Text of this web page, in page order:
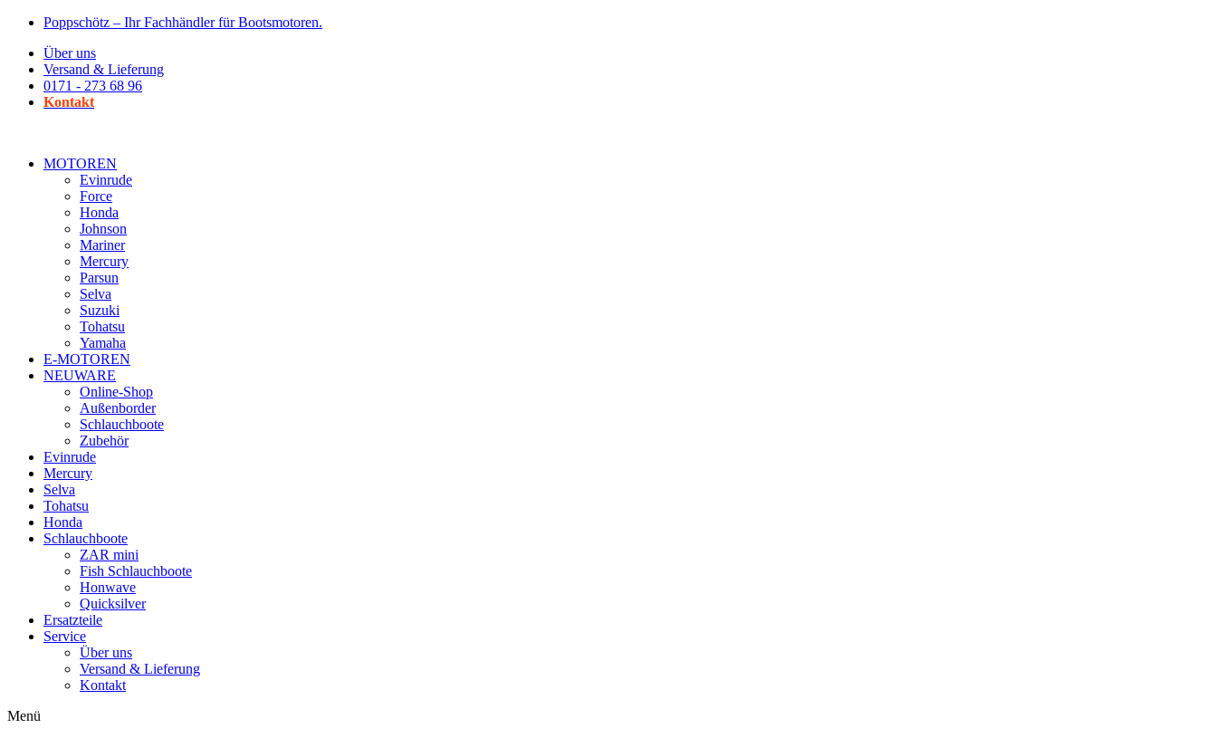
Zum
wechseln
Poppschötz – Ihr Fachhändler für Bootsmotoren.
Über uns
Versand & Lieferung
0171 - 273 68 96
Kontakt
MOTOREN
Evinrude
Force
Honda
Johnson
Mariner
Mercury
Parsun
Selva
Suzuki
Tohatsu
Yamaha
E-MOTOREN
NEUWARE
Online-Shop
Außenborder
Schlauchboote
Zubehör
Evinrude
Mercury
Selva
Tohatsu
Honda
Schlauchboote
ZAR mini
Fish Schlauchboote
Honwave
Quicksilver
Ersatzteile
Service
Über uns
Versand & Lieferung
Kontakt
Menü